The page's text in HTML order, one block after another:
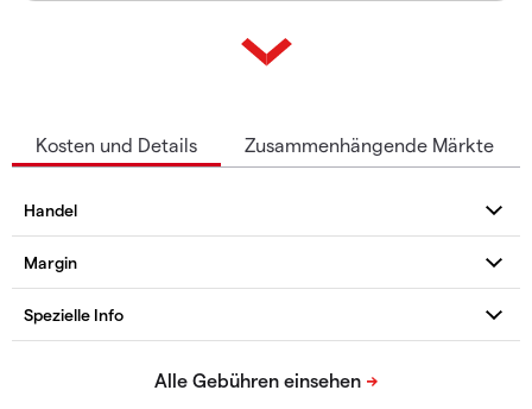
Kosten und Details Zusammenhängende Märkte